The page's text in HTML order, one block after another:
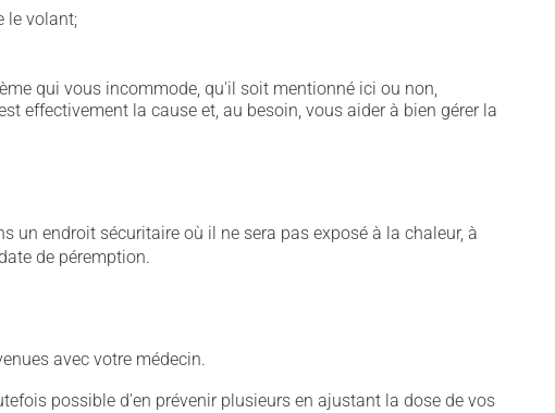
le volant;
qui vous incommode, qu'il soit mentionné ici ou non,
effectivement la cause et, au besoin, vous aider à bien gérer la
un endroit sécuritaire où il ne sera pas exposé à la chaleur, à
de péremption.
avec votre médecin.
possible d'en prévenir plusieurs en ajustant la dose de vos